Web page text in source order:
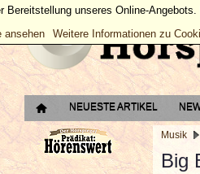
NEUESTE ARTIKEL
Musik
Big
Bereitstellung unseres Online-
ansehen
Weitere Informationen zu